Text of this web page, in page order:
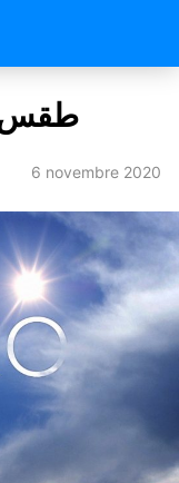
طقس اليوم
6 novembre 2020